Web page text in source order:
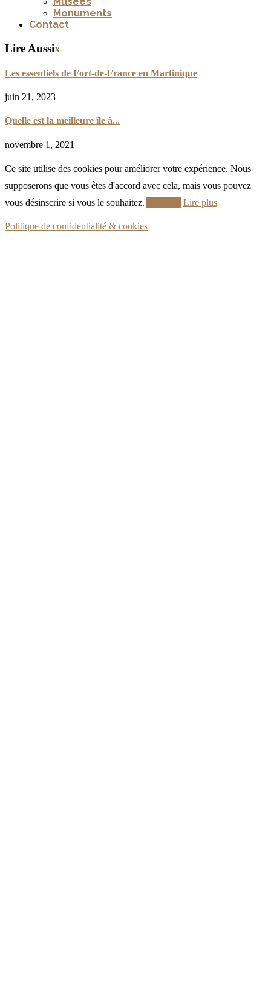
Monuments
Contact
Lire Aussix
Les essentiels de Fort-de-France en Martinique
juin 21, 2023
Quelle est la meilleure île à...
novembre 1, 2021
Ce site utilise des cookies pour améliorer votre expérience. Nous
supposerons que vous êtes d'accord avec cela, mais vous pouvez
vous désinscrire si vous le souhaitez.
Lire plus
Politique de confidentialité & cookies